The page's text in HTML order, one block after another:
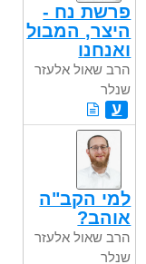
פרשת נח -
היצר, המבול
ואנחנו
הרב שאול אלעזר
שנלר
ע
למי הקב"ה
אוהב?
הרב שאול אלעזר
שנלר